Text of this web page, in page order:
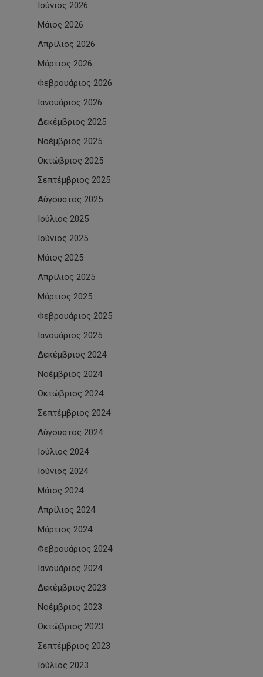
Ιούνιος 2026
Μάιος 2026
Απρίλιος 2026
Μάρτιος 2026
Φεβρουάριος 2026
Ιανουάριος 2026
Δεκέμβριος 2025
Νοέμβριος 2025
Οκτώβριος 2025
Σεπτέμβριος 2025
Αύγουστος 2025
Ιούλιος 2025
Ιούνιος 2025
Μάιος 2025
Απρίλιος 2025
Μάρτιος 2025
Φεβρουάριος 2025
Ιανουάριος 2025
Δεκέμβριος 2024
Νοέμβριος 2024
Οκτώβριος 2024
Σεπτέμβριος 2024
Αύγουστος 2024
Ιούλιος 2024
Ιούνιος 2024
Μάιος 2024
Απρίλιος 2024
Μάρτιος 2024
Φεβρουάριος 2024
Ιανουάριος 2024
Δεκέμβριος 2023
Νοέμβριος 2023
Οκτώβριος 2023
Σεπτέμβριος 2023
Ιούλιος 2023